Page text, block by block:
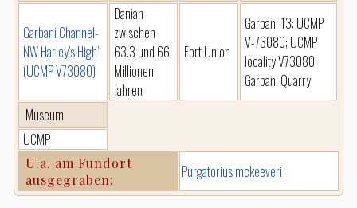
Garbani Channel-
NW Harley’s High’
(UCMP V73080)
Danian
zwischen
63.3 und 66
Millionen
Jahren
Fort Union
Garbani 13; UCMP
V-73080; UCMP
locality V73080;
Garbani Quarry
Museum
UCMP
U.a. am Fundort
ausgegraben:
Purgatorius mckeeveri